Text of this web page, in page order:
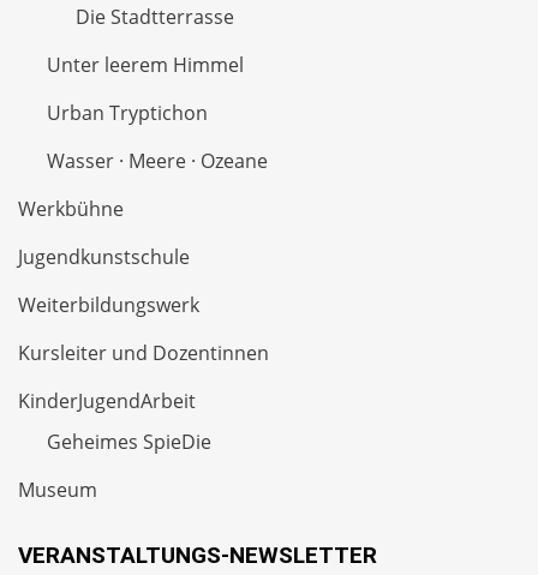
Die Stadtterrasse
Unter leerem Himmel
Urban Tryptichon
Wasser · Meere · Ozeane
Werkbühne
Jugendkunstschule
Weiterbildungswerk
Kursleiter und Dozentinnen
KinderJugendArbeit
Geheimes SpieDie
Museum
VERANSTALTUNGS-NEWSLETTER